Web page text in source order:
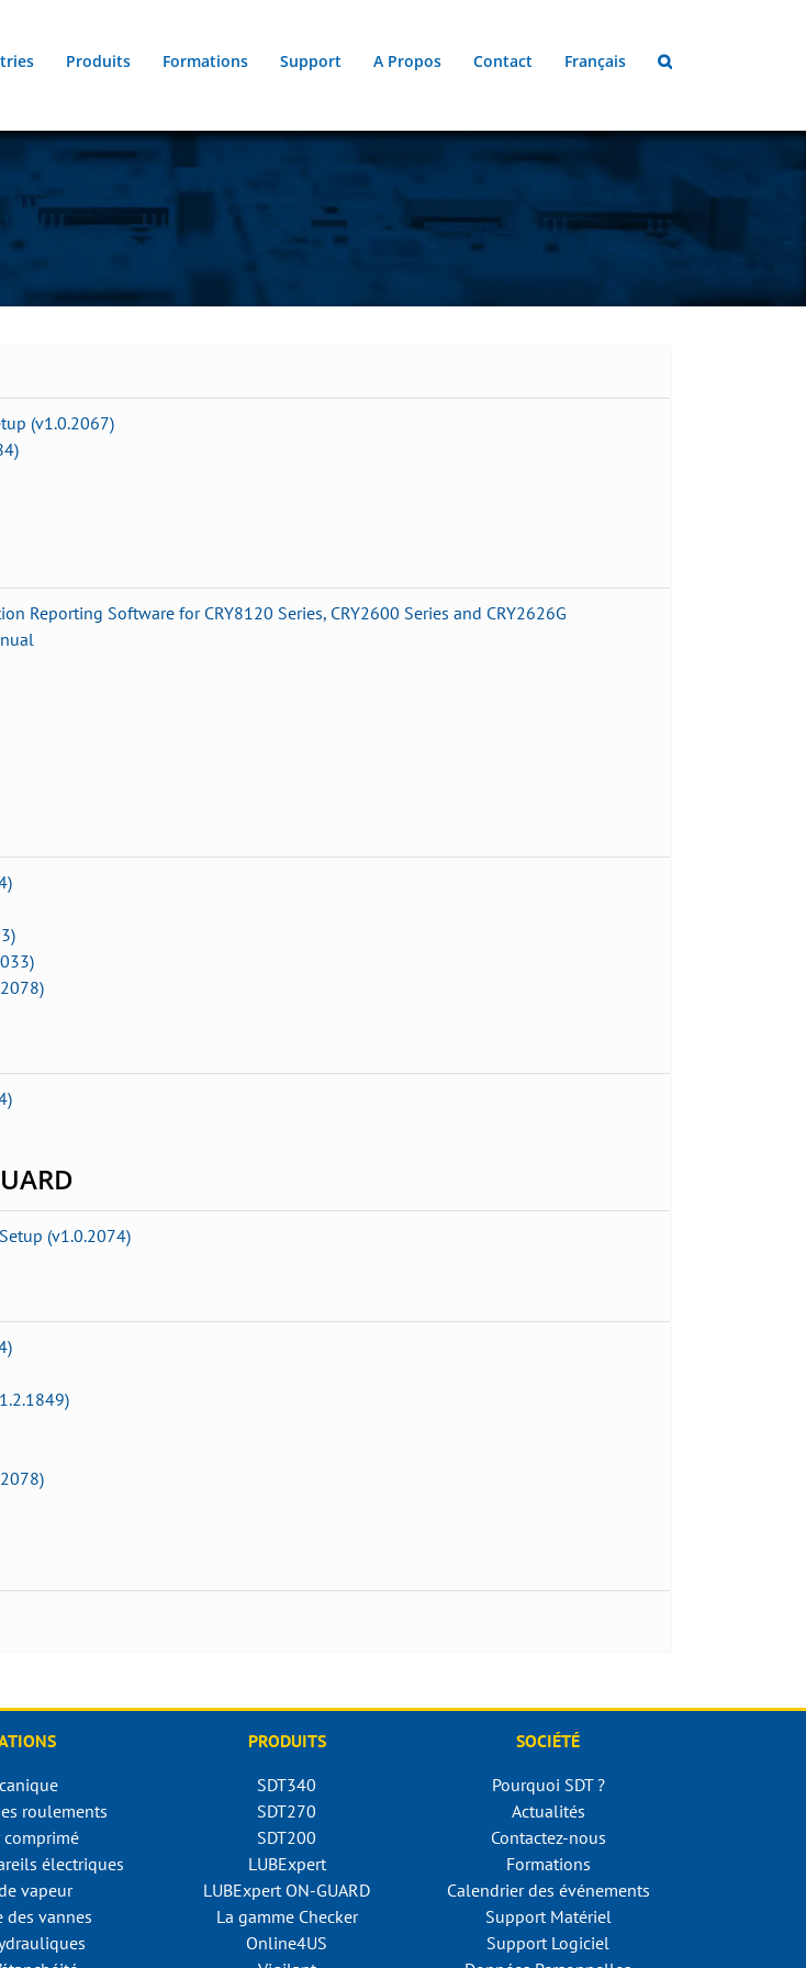
Produits Formations Support A Propos Contact Français
(v1.0.2067)
Reporting Software for CRY8120 Series, CRY2600 Series and CRY2626G
(v1.0.2074)
roulements
comprimé
électriques
vapeur
des vannes
PRODUITS
SDT340
SDT270
SDT200
LUBExpert
LUBExpert ON-GUARD
La gamme Checker
Online4US
SOCIÉTÉ
Pourquoi SDT ?
Actualités
Contactez-nous
Formations
Calendrier des événements
Support Matériel
Support Logiciel